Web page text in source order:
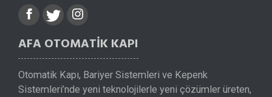
AFA OTOMATİK KAPI
Otomatik Kapı, Bariyer Sistemleri ve Kepenk
Sistemleri’nde yeni teknolojilerle yeni çözümler üreten,